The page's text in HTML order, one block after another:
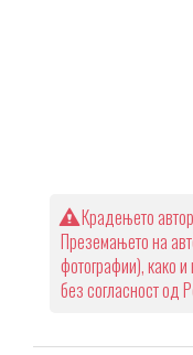
Крадењето
Преземањето на
фотографии), како
без согласност од